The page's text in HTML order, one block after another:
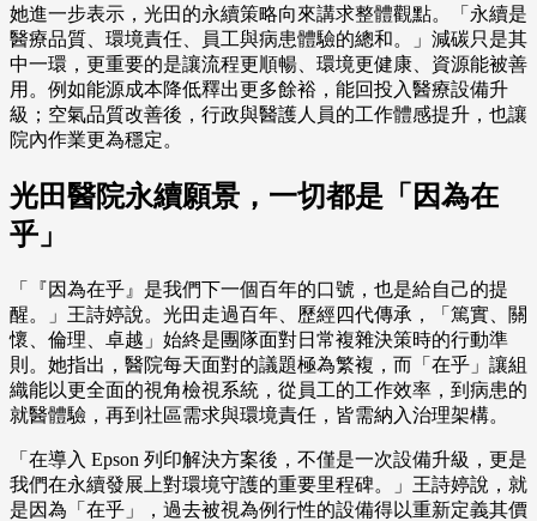
她進一步表示，光田的永續策略向來講求整體觀點。「永續是
醫療品質、環境責任、員工與病患體驗的總和。」減碳只是其
中一環，更重要的是讓流程更順暢、環境更健康、資源能被善
用。例如能源成本降低釋出更多餘裕，能回投入醫療設備升
級；空氣品質改善後，行政與醫護人員的工作體感提升，也讓
院內作業更為穩定。
光田醫院永續願景，一切都是「因為在
乎」
「『因為在乎』是我們下一個百年的口號，也是給自己的提
醒。」王詩婷說。光田走過百年、歷經四代傳承，「篤實、關
懷、倫理、卓越」始終是團隊面對日常複雜決策時的行動準
則。她指出，醫院每天面對的議題極為繁複，而「在乎」讓組
織能以更全面的視角檢視系統，從員工的工作效率，到病患的
就醫體驗，再到社區需求與環境責任，皆需納入治理架構。
「在導入 Epson 列印解決方案後，不僅是一次設備升級，更是
我們在永續發展上對環境守護的重要里程碑。」王詩婷說，就
是因為「在乎」，過去被視為例行性的設備得以重新定義其價